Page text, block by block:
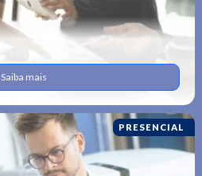
Saiba mais
PRESENCIAL